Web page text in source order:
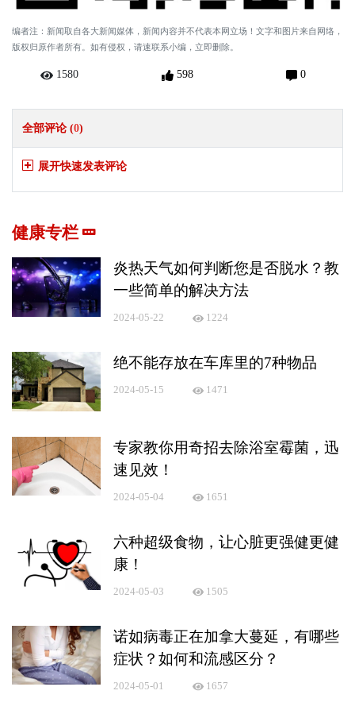
编者注：新闻取自各大新闻媒体，新闻内容并不代表本网立场！文字和图片来自网络，
版权归原作者所有。如有侵权，请速联系小编，立即删除。
1580 598 0
全部评论 (0)
展开快速发表评论
健康专栏
炎热天气如何判断您是否脱水？教
一些简单的解决方法
2024-05-22 1224
绝不能存放在车库里的7种物品
2024-05-15 1471
专家教你用奇招去除浴室霉菌，迅
速见效！
2024-05-04 1651
六种超级食物，让心脏更强健更健
康！
2024-05-03 1505
诺如病毒正在加拿大蔓延，有哪些
症状？如何和流感区分？
2024-05-01 1657